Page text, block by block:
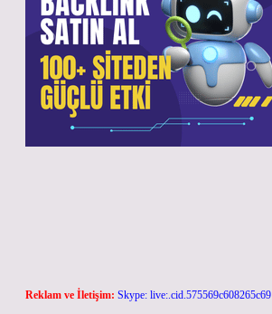
Reklam ve İletişim: Skype: live:.cid.575569c608265c69